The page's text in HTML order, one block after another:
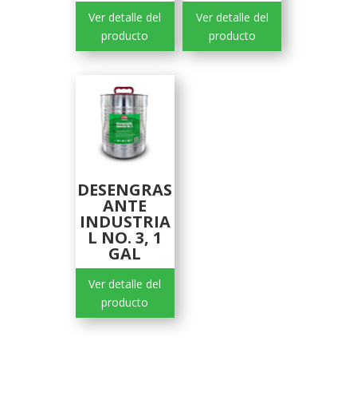
Ver detalle del
producto
Ver detalle del
producto
DESENGRAS
ANTE
INDUSTRIA
L NO. 3, 1
GAL
Ver detalle del
producto